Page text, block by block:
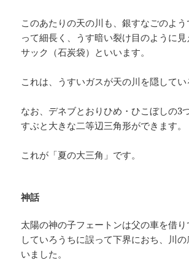
このあたりの天の川も、銀すなごのよ
って細長く、うす暗い裂け目のように
サック（石炭袋）といいます。
これは、うすいガスが天の川を隠してい
なお、デネブとおりひめ・ひこぼしの3
すぶと大きな二等辺三角形ができます。
これが「夏の大三角」です。
神話
太陽の神の子フェートンは父の車を借
していろうちに誤って下界におち、川
いました。